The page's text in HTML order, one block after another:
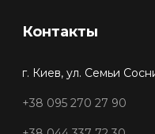
Контакты
г. Киев, ул. Семьи
+38 095 270 27 90